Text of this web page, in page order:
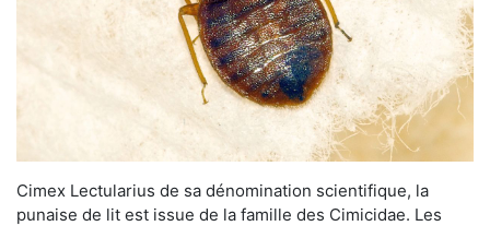
Cimex Lectularius de sa dénomination scientifique, la
punaise de lit est issue de la famille des Cimicidae. Les